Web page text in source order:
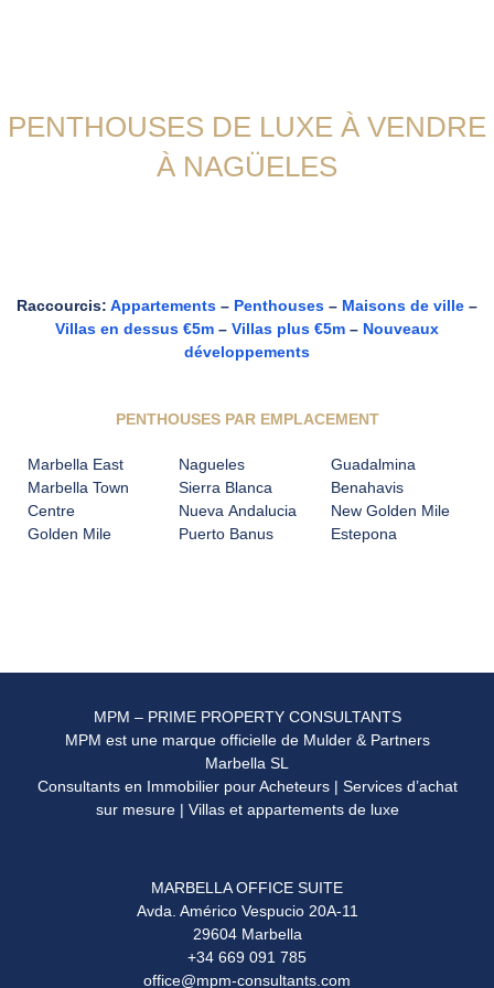
PENTHOUSES DE LUXE À VENDRE
À NAGÜELES
Raccourcis: Appartements – Penthouses – Maisons de ville –
Villas en dessus €5m – Villas plus €5m – Nouveaux
développements
PENTHOUSES PAR EMPLACEMENT
Marbella East
Marbella Town
Centre
Golden Mile
Nagueles
Sierra Blanca
Nueva Andalucia
Puerto Banus
Guadalmina
Benahavis
New Golden Mile
Estepona
MPM – PRIME PROPERTY CONSULTANTS
MPM est une marque officielle de Mulder & Partners
Marbella SL
Consultants en Immobilier pour Acheteurs | Services d’achat
sur mesure | Villas et appartements de luxe
MARBELLA OFFICE SUITE
Avda. Américo Vespucio 20A-11
29604 Marbella
+34 669 091 785
office@mpm-consultants.com